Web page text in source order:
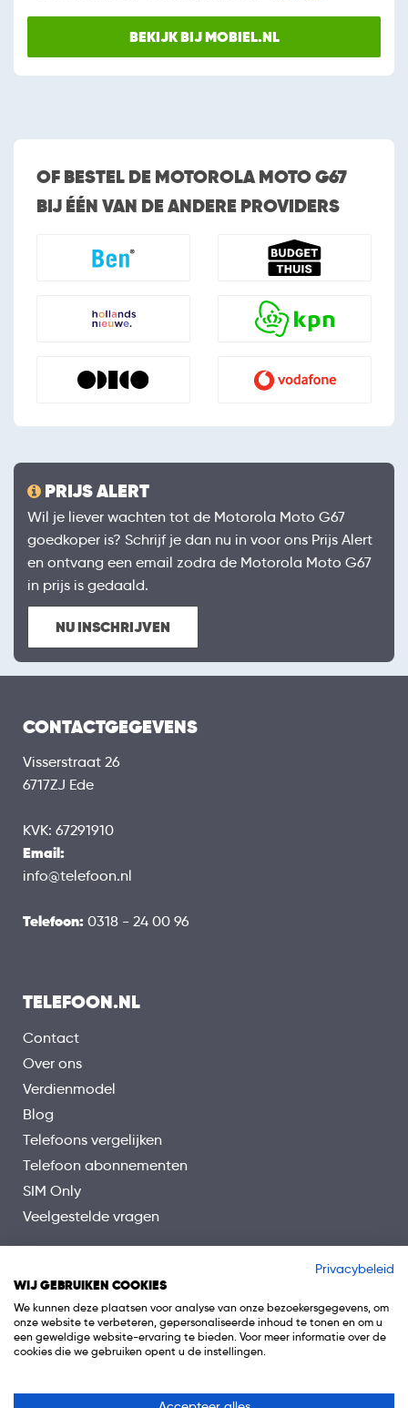
BEKIJK BIJ MOBIEL.NL
OF BESTEL DE MOTOROLA MOTO G67
BIJ ÉÉN VAN DE ANDERE PROVIDERS
PRIJS ALERT
Wil je liever wachten tot de Motorola Moto G67
goedkoper is? Schrijf je dan nu in voor ons Prijs Alert
en ontvang een email zodra de Motorola Moto G67
in prijs is gedaald.
NU INSCHRIJVEN
CONTACTGEGEVENS
Visserstraat 26
6717ZJ Ede
KVK: 67291910
Email:
info@telefoon.nl
Telefoon: 0318 - 24 00 96
TELEFOON.NL
Contact
Over ons
Verdienmodel
Blog
Telefoons vergelijken
Telefoon abonnementen
SIM Only
Veelgestelde vragen
Privacybeleid
WIJ GEBRUIKEN COOKIES
We kunnen deze plaatsen voor analyse van onze bezoekersgegevens, om
onze website te verbeteren, gepersonaliseerde inhoud te tonen en om u
een geweldige website-ervaring te bieden. Voor meer informatie over de
cookies die we gebruiken opent u de instellingen.